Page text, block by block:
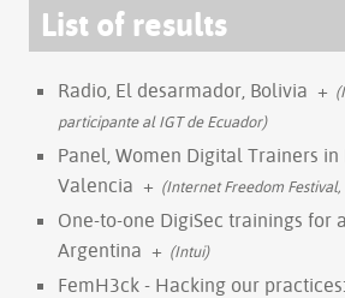
List of results
Radio, El desarmador, Bolivia +
participante al IGT de Ecuador)
Panel, Women Digital Trainers in
Valencia + (Internet Freedom
One-to-one DigiSec trainings for
Argentina + (Intui)
FemH3ck - Hacking our